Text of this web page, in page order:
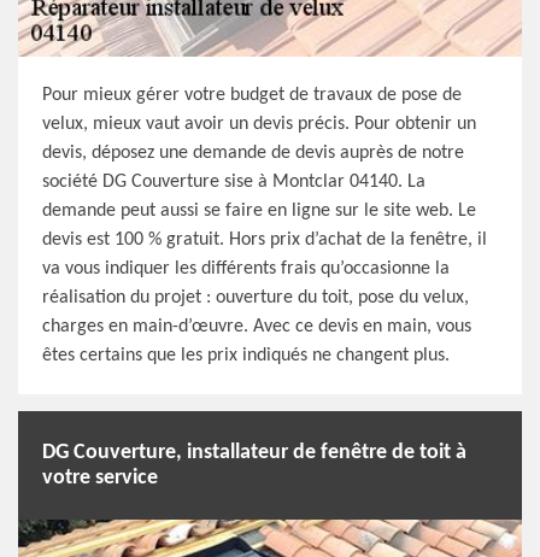
Pour mieux gérer votre budget de travaux de pose de
velux, mieux vaut avoir un devis précis. Pour obtenir un
devis, déposez une demande de devis auprès de notre
société DG Couverture sise à Montclar 04140. La
demande peut aussi se faire en ligne sur le site web. Le
devis est 100 % gratuit. Hors prix d’achat de la fenêtre, il
va vous indiquer les différents frais qu’occasionne la
réalisation du projet : ouverture du toit, pose du velux,
charges en main-d’œuvre. Avec ce devis en main, vous
êtes certains que les prix indiqués ne changent plus.
DG Couverture, installateur de fenêtre de toit à
votre service